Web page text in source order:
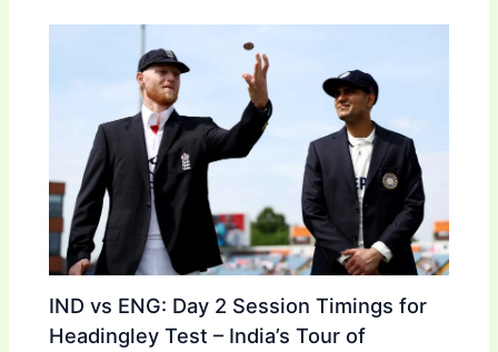
IND vs ENG: Day 2 Session Timings for
Headingley Test – India’s Tour of